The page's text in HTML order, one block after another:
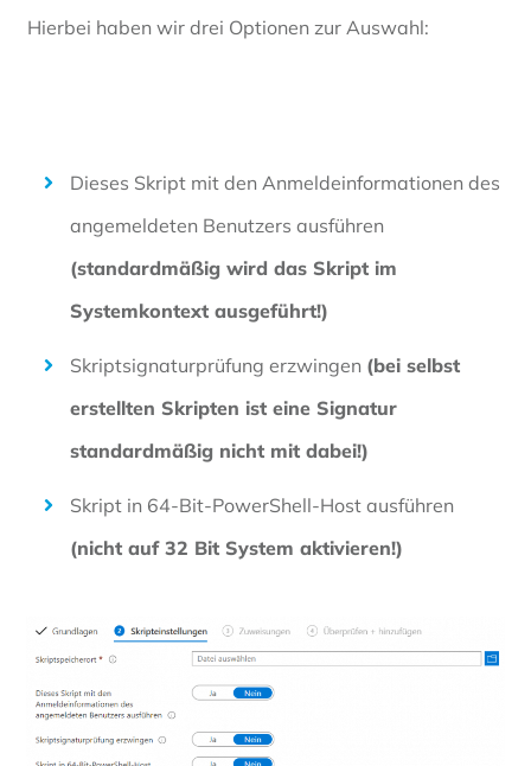
Hierbei haben wir drei Optionen zur Auswahl:
Dieses Skript mit den Anmeldeinformationen des
angemeldeten Benutzers ausführen
(standardmäßig wird das Skript im
Systemkontext ausgeführt!)
Skriptsignaturprüfung erzwingen (bei selbst
erstellten Skripten ist eine Signatur
standardmäßig nicht mit dabei!)
Skript in 64-Bit-PowerShell-Host ausführen
(nicht auf 32 Bit System aktivieren!)